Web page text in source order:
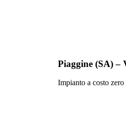
Piaggine (SA) –
Impianto a costo